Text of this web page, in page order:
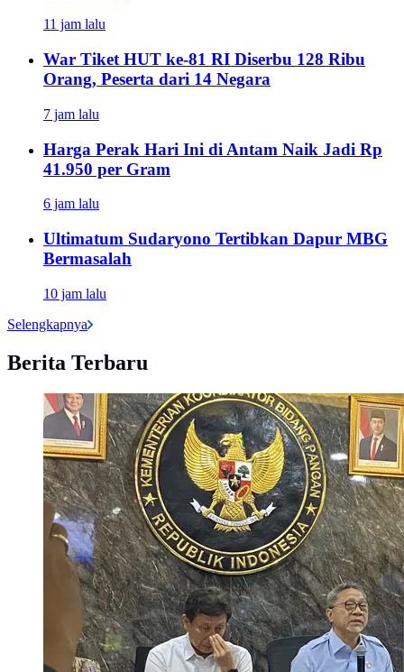
11 jam lalu
War Tiket HUT ke-81 RI Diserbu 128 Ribu
Orang, Peserta dari 14 Negara
7 jam lalu
Harga Perak Hari Ini di Antam Naik Jadi Rp
41.950 per Gram
6 jam lalu
Ultimatum Sudaryono Tertibkan Dapur MBG
Bermasalah
10 jam lalu
Selengkapnya
Berita Terbaru